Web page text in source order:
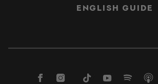
ENGLISH GUIDE